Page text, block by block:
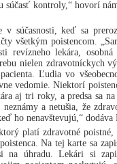
súčasť kontroly,“ hovorí
v súčasnosti, keď sa
všetkým poistencom.
revízneho lekára,
nielen zdravotníckych
Ľudia vo
vedomie. Niektorí
aj tri roky, a predsa sa
a netušia, že
ho nenavštevujú,“ dodáva
platí zdravotné
Na tej karte sa
na úhradu. Lekári si